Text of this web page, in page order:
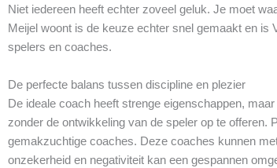
Niet iedereen heeft echter zoveel geluk. Je moet
Meijel woont is de keuze echter snel gemaakt en is
spelers en coaches.
De perfecte balans tussen discipline en plezier
De ideale coach heeft strenge eigenschappen,
zonder de ontwikkeling van de speler op te offeren.
gemakzuchtige coaches. Deze coaches kunnen
onzekerheid en negativiteit kan een gespannen